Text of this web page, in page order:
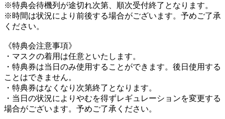
※特典会待機列が途切れ次第、順次受付終了となります。
※時間は状況により前後する場合がございます。予めご了承
ください。
《特典会注意事項》
・マスクの着用は任意といたします。
・特典券は当日のみ使用することができます。後日使用する
ことはできません。
・特典券はなくなり次第終了となります。
・当日の状況によりやむを得ずレギュレーションを変更する
場合がございます。予めご了承ください。